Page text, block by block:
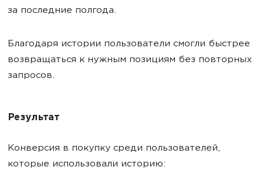
за последние полгода.
Благодаря истории пользователи смогли быстрее
возвращаться к нужным позициям без повторных
запросов.
Результат
Конверсия в покупку среди пользователей,
которые использовали историю: